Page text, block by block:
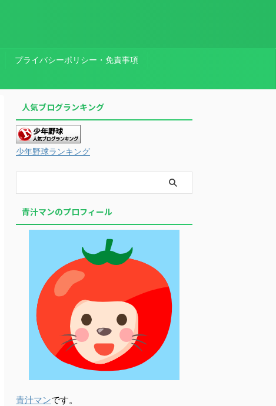
プライバシーポリシー・免責事項
人気ブログランキング
少年野球ランキング
青汁マンのプロフィール
青汁マンです。